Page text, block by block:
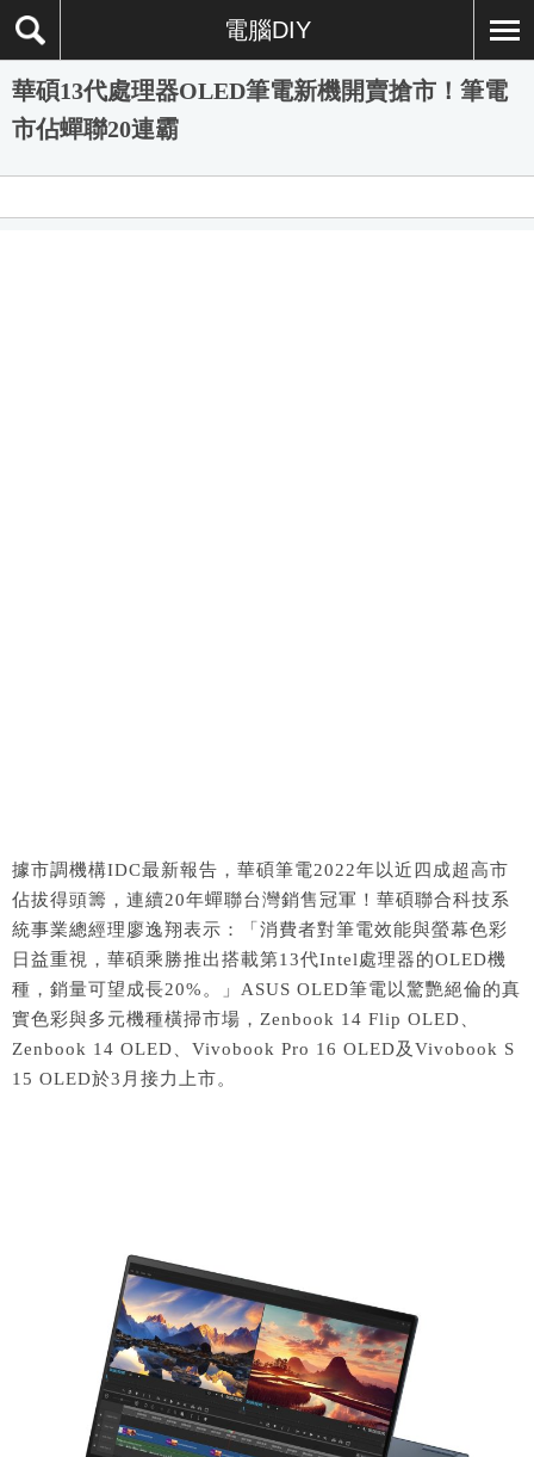
電腦DIY
華碩13代處理器OLED筆電新機開賣搶市！筆電
市佔蟬聯20連霸
據市調機構IDC最新報告，華碩筆電2022年以近四成超高市
佔拔得頭籌，連續20年蟬聯台灣銷售冠軍！華碩聯合科技系
統事業總經理廖逸翔表示：「消費者對筆電效能與螢幕色彩
日益重視，華碩乘勝推出搭載第13代Intel處理器的OLED機
種，銷量可望成長20%。」ASUS OLED筆電以驚艷絕倫的真
實色彩與多元機種橫掃市場，Zenbook 14 Flip OLED、
Zenbook 14 OLED、Vivobook Pro 16 OLED及Vivobook S
15 OLED於3月接力上市。